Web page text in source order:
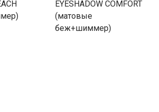
EYESHADOW COMFORT
(матовые
беж+шиммер)